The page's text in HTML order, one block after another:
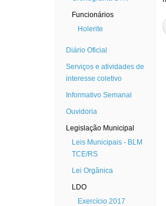
Funcionários
Holerite
Diário Oficial
Serviços e atividades de
interesse coletivo
Informativo Semanal
Ouvidoria
Legislação Municipal
Leis Municipais - BLM
TCE/RS
Lei Orgânica
LDO
Exercício 2017